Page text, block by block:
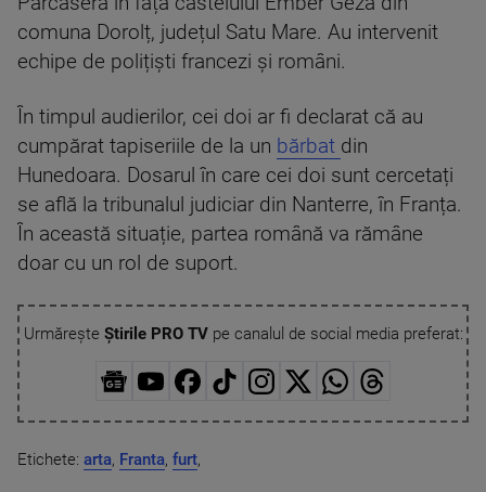
comuna Dorolț, județul Satu Mare. Au intervenit
echipe de polițiști francezi și români.
În timpul audierilor, cei doi ar fi declarat că au
cumpărat tapiseriile de la un bărbat din
Hunedoara. Dosarul în care cei doi sunt cercetați
se află la tribunalul judiciar din Nanterre, în Franța.
În această situație, partea română va rămâne
doar cu un rol de suport.
Urmărește Știrile PRO TVpe canalul de social media preferat:
Etichete: arta, Franta, furt,